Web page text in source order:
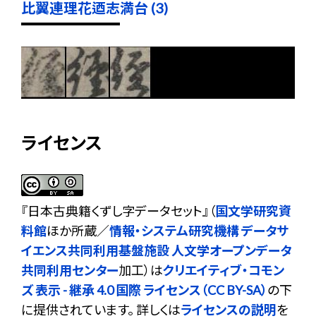
比翼連理花迺志満台 (3)
ライセンス
『日本古典籍くずし字データセット 』（国文学研究資
料館ほか所蔵／情報・システム研究機構 データサ
イエンス共同利用基盤施設 人文学オープンデータ
共同利用センター加工）はクリエイティブ・コモン
ズ 表示 - 継承 4.0 国際 ライセンス（CC BY-SA） の下
に提供されています。 詳しくはライセンスの説明を